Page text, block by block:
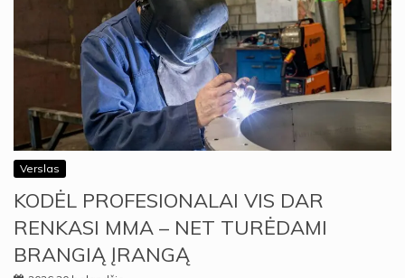
Verslas
KODĖL PROFESIONALAI VIS DAR
RENKASI MMA – NET TURĖDAMI
BRANGIĄ ĮRANGĄ